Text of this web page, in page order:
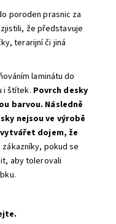
poroden prasnic za
že představuje
terarijní či jiná
laminátu do
i štítek. Povrch desky
barvou. Následně
nejsou ve výrobě
dojem, že
pokud se
aby tolerovali